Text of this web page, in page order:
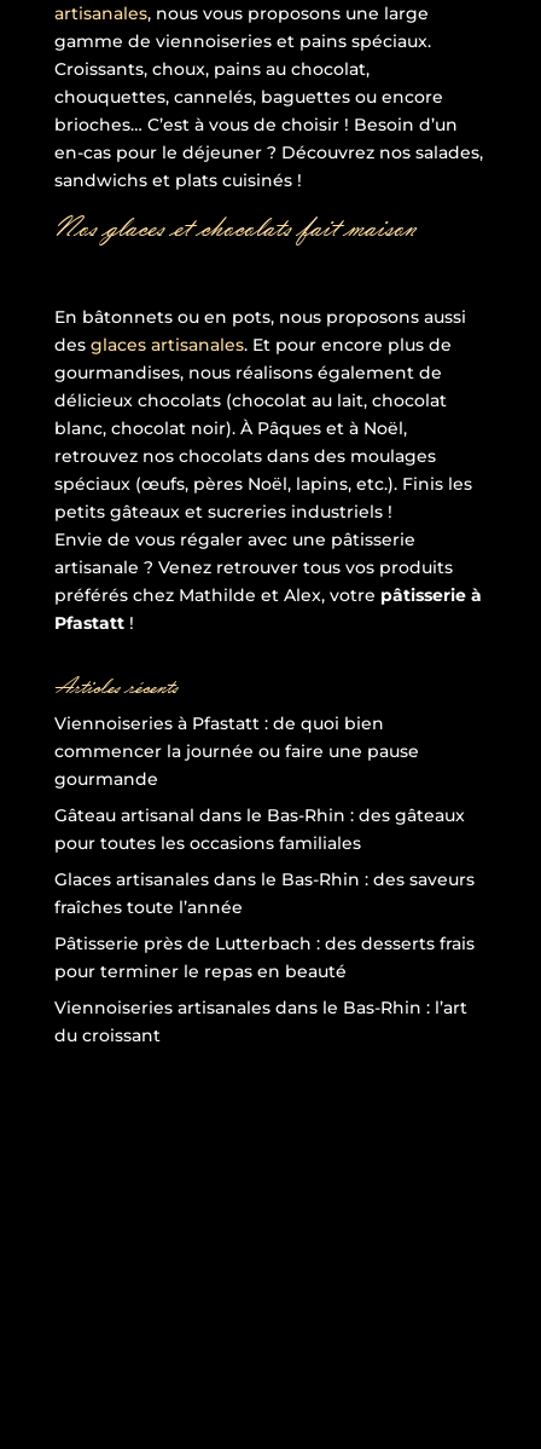
artisanales, nous vous proposons une large
gamme de viennoiseries et pains spéciaux.
Croissants, choux, pains au chocolat,
chouquettes, cannelés, baguettes ou encore
brioches… C’est à vous de choisir ! Besoin d’un
en-cas pour le déjeuner ? Découvrez nos salades,
sandwichs et plats cuisinés !
Nos glaces et chocolats fait maison
En bâtonnets ou en pots, nous proposons aussi
des glaces artisanales. Et pour encore plus de
gourmandises, nous réalisons également de
délicieux chocolats (chocolat au lait, chocolat
blanc, chocolat noir). À Pâques et à Noël,
retrouvez nos chocolats dans des moulages
spéciaux (œufs, pères Noël, lapins, etc.). Finis les
petits gâteaux et sucreries industriels !
Envie de vous régaler avec une pâtisserie
artisanale ? Venez retrouver tous vos produits
préférés chez Mathilde et Alex, votre pâtisserie à
Pfastatt!
Articles récents
Viennoiseries à Pfastatt : de quoi bien
commencer la journée ou faire une pause
gourmande
Gâteau artisanal dans le Bas-Rhin : des gâteaux
pour toutes les occasions familiales
Glaces artisanales dans le Bas-Rhin : des saveurs
fraîches toute l’année
Pâtisserie près de Lutterbach : des desserts frais
pour terminer le repas en beauté
Viennoiseries artisanales dans le Bas-Rhin : l’art
du croissant